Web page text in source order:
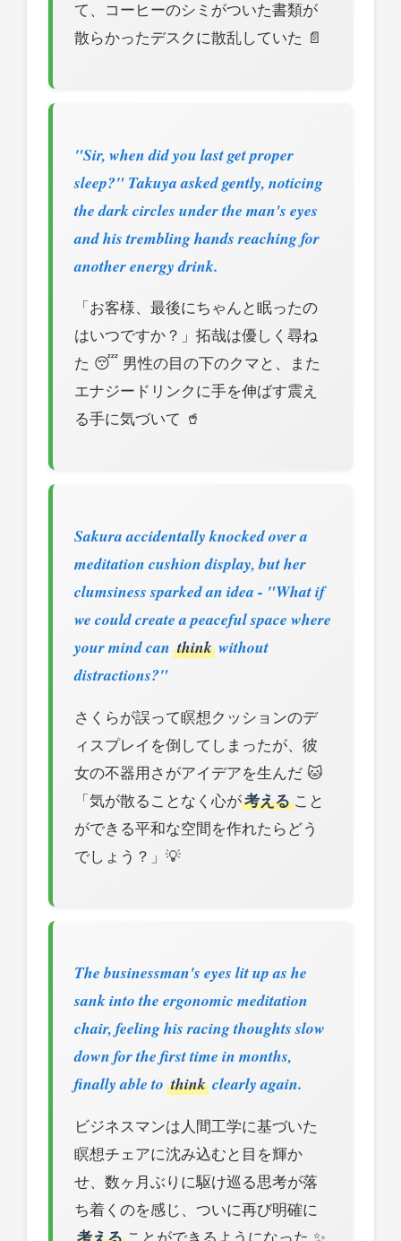
て、コーヒーのシミがついた書類が
散らかったデスクに散乱していた 📄
"Sir, when did you last get proper
sleep?" Takuya asked gently, noticing
the dark circles under the man's eyes
and his trembling hands reaching for
another energy drink.
「お客様、最後にちゃんと眠ったの
はいつですか？」拓哉は優しく尋ね
た 😴 男性の目の下のクマと、また
エナジードリンクに手を伸ばす震え
る手に気づいて 🥤
Sakura accidentally knocked over a
meditation cushion display, but her
clumsiness sparked an idea - "What if
we could create a peaceful space where
your mind can think without
distractions?"
さくらが誤って瞑想クッションのデ
ィスプレイを倒してしまったが、彼
女の不器用さがアイデアを生んだ 🐱
「気が散ることなく心が考えること
ができる平和な空間を作れたらどう
でしょう？」💡
The businessman's eyes lit up as he
sank into the ergonomic meditation
chair, feeling his racing thoughts slow
down for the first time in months,
finally able to think clearly again.
ビジネスマンは人間工学に基づいた
瞑想チェアに沈み込むと目を輝か
せ、数ヶ月ぶりに駆け巡る思考が落
ち着くのを感じ、ついに再び明確に
考えることができるようになった ✨